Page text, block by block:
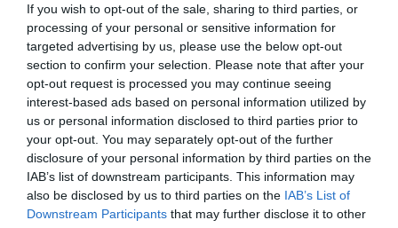
If you wish to opt-out of the sale, sharing to third parties, or
processing of your personal or sensitive information for
targeted advertising by us, please use the below opt-out
section to confirm your selection. Please note that after your
opt-out request is processed you may continue seeing
interest-based ads based on personal information utilized by
us or personal information disclosed to third parties prior to
your opt-out. You may separately opt-out of the further
disclosure of your personal information by third parties on the
IAB’s list of downstream participants. This information may
also be disclosed by us to third parties on the IAB’s List of
Downstream Participants that may further disclose it to other
El premi a laDiversitatserà per alCLGS(Col·lectiu de
Lesbianes, Gais, Transsexuals i Bisexuals de la Safor-
Valldigna), una entitat quedes de 2005 treballa de
manera constant per la defensa dels drets del
col·lectiu LGTBIQ+, la visibilització de la diversitat i la
lluita contra qualsevol forma de discriminació.
En la categoria deCultura, el reconeixement serà per
Almanac Teatre de Xeraco, ungrup amateur amb